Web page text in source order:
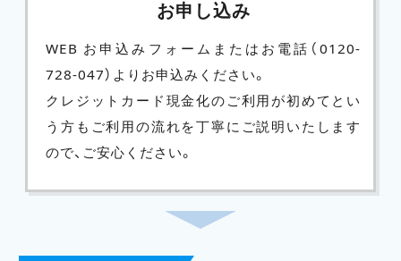
お申し込み
WEB お申込みフォームまたはお電話（0120-
728-047）よりお申込みください。
クレジットカード現金化のご利用が初めてとい
う方もご利用の流れを丁寧にご説明いたします
ので、ご安心ください。